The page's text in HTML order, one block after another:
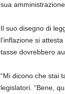
sua
Il suo disegno di
l’inflazione si
tasse dovrebbero
“Mi dicono che stai
legislatori. “Bene,